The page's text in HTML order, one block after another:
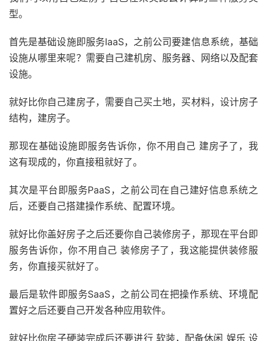
型。
首先是基础设施即服务IaaS，之前公司要建信息系统，基础
设施从哪里来呢？需要自己建机房、服务器、网络以及配套
设施。
就好比你自己建房子，需要自己买土地，买材料，设计房子
结构，建房子。
那现在基础设施即服务告诉你，你不用自己 建房子了，我
这有现成的，你直接租就好了。
其次是平台即服务PaaS，之前公司在自己建好信息系统之
后，还要自己搭建操作系统、配置环境。
就好比你盖好房子之后还要你自己装修房子，那现在平台即
服务告诉你，你不用自己 装修房子了，我这能提供装修服
务，你直接买就好了。
最后是软件即服务SaaS，之前公司在把操作系统、环境配
置好之后还要自己开发各种应用软件。
就好比你房子硬装完成后还要进行 软装，配备休闲 娱乐 设